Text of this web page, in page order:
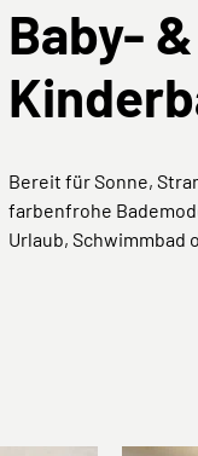
Baby- &
Bereit für Sonne,
farbenfrohe
Urlaub, Schwimmbad